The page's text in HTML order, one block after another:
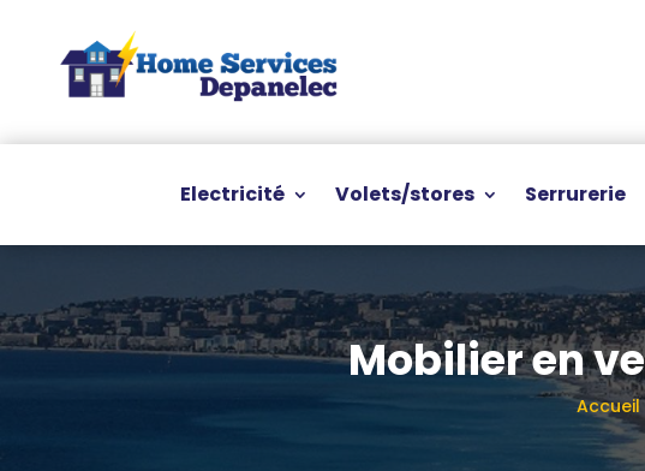
Electricité Volets/stores Serrurerie
Mobilier en
Accueil